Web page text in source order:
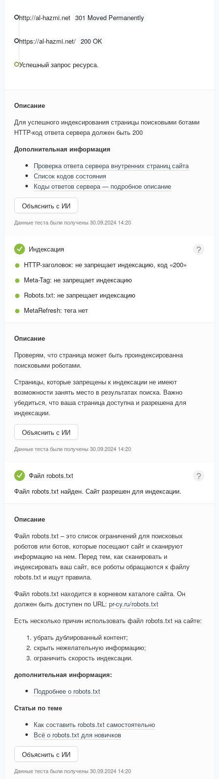
http://al-hazmi.net 301 Moved Permanently
https://al-hazmi.net/ 200 OK
Успешный запрос ресурса.
Описание
Для успешного индексирования страницы поисковыми ботами
HTTP-код ответа сервера должен быть 200
Дополнительная информация
Проверка ответа сервера внутренних страниц сайта
Список кодов состояния
Коды ответов сервера — подробное описание
Объяснить с ИИ
Данные теста были получены 30.09.2024 14:20
Индексация
HTTP-заголовок: не запрещает индексацию, код «200»
Meta-Tag: не запрещает индексацию
Robots.txt: не запрещает индексацию
MetaRefresh: тега нет
Описание
Проверям, что страница может быть проиндексированна
поисковыми роботами.
Страницы, которые запрещены к индексации не имеют
возможности занять место в результатах поиска. Важно
убедиться, что ваша страница доступна и разрешена для
индексации.
Объяснить с ИИ
Данные теста были получены 30.09.2024 14:20
Файл robots.txt
Файл robots.txt найден. Сайт разрешен для индексации.
Описание
Файл robots.txt – это список ограничений для поисковых
роботов или ботов, которые посещают сайт и сканируют
информацию на нем. Перед тем, как сканировать и
индексировать ваш сайт, все роботы обращаются к файлу
robots.txt и ищут правила.
Файл robots.txt находится в корневом каталоге сайта. Он
должен быть доступен по URL: pr-cy.ru/robots.txt
Есть несколько причин использовать файл robots.txt на сайте:
убрать дублированный контент;
скрыть нежелательную информацию;
ограничить скорость индексации.
дополнительная информация:
Подробнее о robots.txt
Статьи по теме
Как составить robots.txt самостоятельно
Всё о robots.txt для новичков
Объяснить с ИИ
Данные теста были получены 30.09.2024 14:20